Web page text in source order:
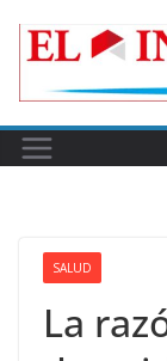
SALUD
La